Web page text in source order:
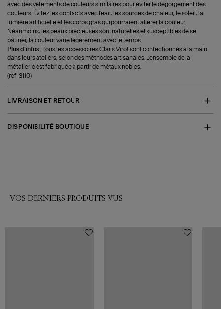
avec des vêtements de couleurs similaires pour éviter le dégorgement des
couleurs. Évitez les contacts avec l'eau, les sources de chaleur, le soleil, la
lumière artificielle et les corps gras qui pourraient altérer la couleur.
Néanmoins, les peaux précieuses sont naturelles et susceptibles de se
patiner, la couleur varie légèrement avec le temps.
Plus d'infos :Tous les accessoires Claris Virot sont confectionnés à la main
dans leurs ateliers, selon des méthodes artisanales. L’ensemble de la
métallerie est fabriquée à partir de métaux nobles.
(ref-3110)
LIVRAISON ET RETOUR
DISPONIBILITÉ BOUTIQUE
VOS DERNIERS PRODUITS VUS